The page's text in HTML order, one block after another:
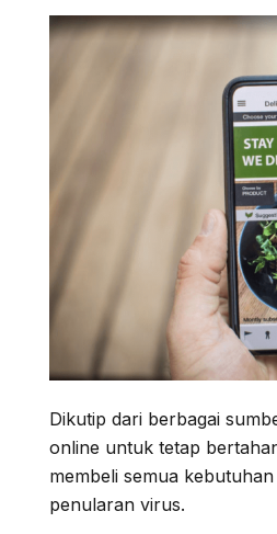
Dikutip dari berbagai
online untuk tetap
membeli semua
penularan virus.